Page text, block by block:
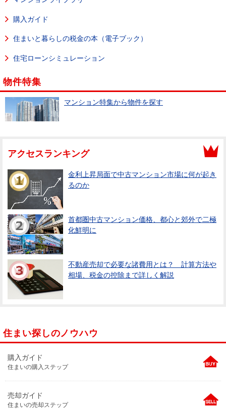
購入ガイド
住まいと暮らしの税金の本（電子ブック）
住宅ローンシミュレーション
物件特集
マンション特集から物件を探す
アクセスランキング
金利上昇局面で中古マンション市場に何が起き
るのか
首都圏中古マンション価格、都心と郊外で二極
化鮮明に
不動産売却で必要な諸費用とは？ 計算方法や
相場、税金の控除まで詳しく解説
住まい探しのノウハウ
購入ガイド
住まいの購入ステップ
売却ガイド
住まいの売却ステップ